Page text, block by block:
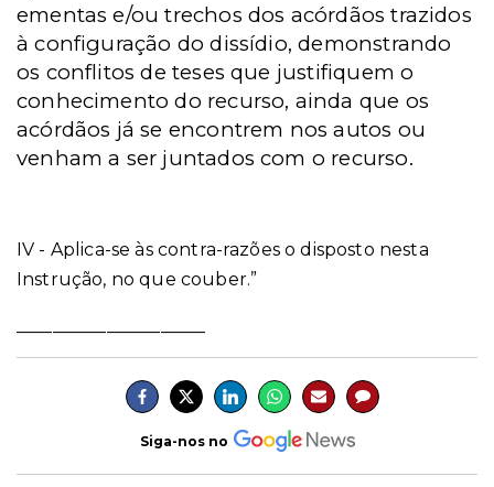
ementas e/ou trechos dos acórdãos trazidos
à configuração do dissídio, demonstrando
os conflitos de teses que justifiquem o
conhecimento do recurso, ainda que os
acórdãos já se encontrem nos autos ou
venham a ser juntados com o recurso.
IV - Aplica-se às contra-razões o disposto nesta
Instrução, no que couber.”
Siga-nos no